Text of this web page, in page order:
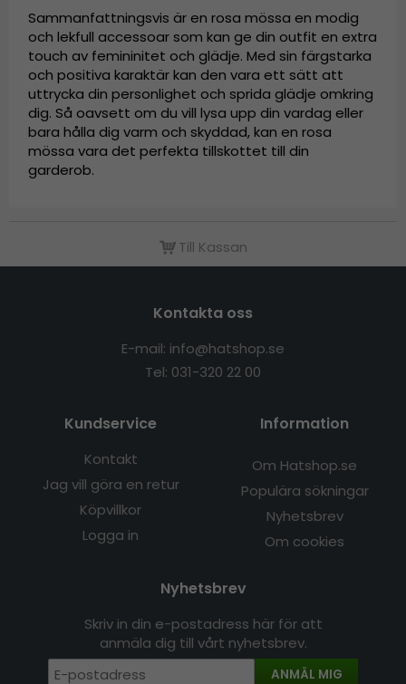
Sammanfattningsvis är en rosa mössa en modig
och lekfull accessoar som kan ge din outfit en extra
touch av femininitet och glädje. Med sin färgstarka
och positiva karaktär kan den vara ett sätt att
uttrycka din personlighet och sprida glädje omkring
dig. Så oavsett om du vill lysa upp din vardag eller
bara hålla dig varm och skyddad, kan en rosa
mössa vara det perfekta tillskottet till din
garderob.
Till Kassan
Kontakta oss
E-mail: info@hatshop.se
Tel: 031-320 22 00
Kundservice
Kontakt
Jag vill göra en retur
Köpvillkor
Logga in
Information
Om Hatshop.se
Populära sökningar
Nyhetsbrev
Om cookies
Nyhetsbrev
Skriv in din e-postadress här för att
anmäla dig till vårt nyhetsbrev.
ANMÄL MIG